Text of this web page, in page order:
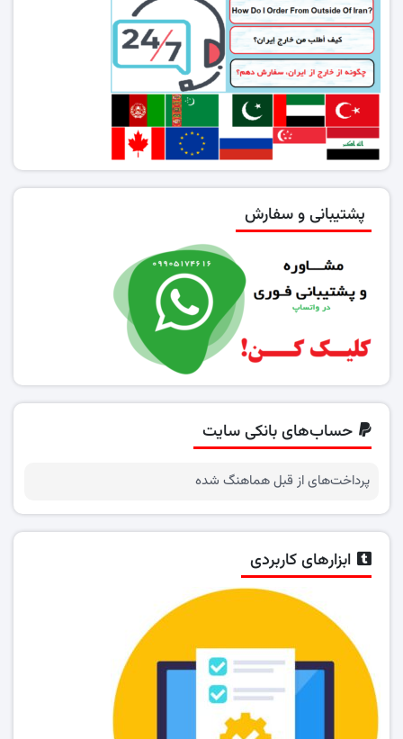
پشتیبانی و سفارش
حساب‌های بانکی سایت
پرداخت‌های از قبل هماهنگ شده
ابزارهای کاربردی